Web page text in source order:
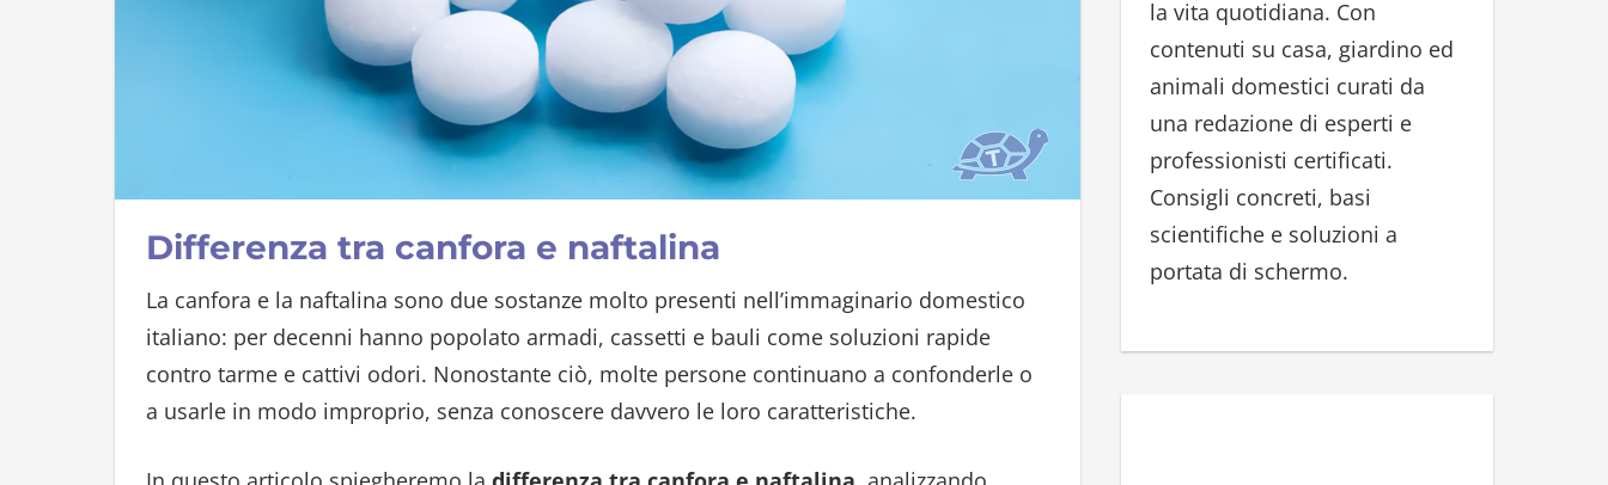
Differenza tra canfora e naftalina
La canfora e la naftalina sono due sostanze molto presenti nell’immaginario domestico
italiano: per decenni hanno popolato armadi, cassetti e bauli come soluzioni rapide
contro tarme e cattivi odori. Nonostante ciò, molte persone continuano a confonderle o
a usarle in modo improprio, senza conoscere davvero le loro caratteristiche.
r
:
la vita quotidiana. Con
contenuti su casa, giardino ed
animali domestici curati da
una redazione di esperti e
professionisti certificati.
Consigli concreti, basi
scientifiche e soluzioni a
portata di schermo.